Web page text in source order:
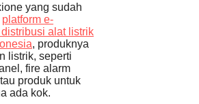
yang sudah
platform e-
alat listrik
, produknya
listrik, seperti
fire alarm
produk untuk
ada kok.